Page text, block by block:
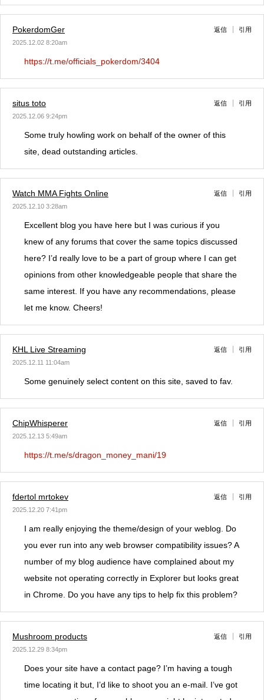
PokerdomGer
2025.12.02 8:20am
返信 引用
https://t.me/officials_pokerdom/3404
situs toto
2025.12.06 9:24pm
返信 引用
Some truly howling work on behalf of the owner of this
site, dead outstanding articles.
Watch MMA Fights Online
2025.12.10 3:28am
返信 引用
Excellent blog you have here but I was curious if you
knew of any forums that cover the same topics discussed
here? I’d really love to be a part of group where I can get
opinions from other knowledgeable people that share the
same interest. If you have any recommendations, please
let me know. Cheers!
KHL Live Streaming
2025.12.11 11:04am
返信 引用
Some genuinely select content on this site, saved to fav.
ChipWhisperer
2025.12.13 5:49am
返信 引用
https://t.me/s/dragon_money_mani/19
fdertol mrtokev
2025.12.20 7:41pm
返信 引用
I am really enjoying the theme/design of your weblog. Do
you ever run into any web browser compatibility issues? A
number of my blog audience have complained about my
website not operating correctly in Explorer but looks great
in Chrome. Do you have any tips to help fix this problem?
Mushroom products
2025.12.29 8:34pm
返信 引用
Does your site have a contact page? I’m having a tough
time locating it but, I’d like to shoot you an e-mail. I’ve got